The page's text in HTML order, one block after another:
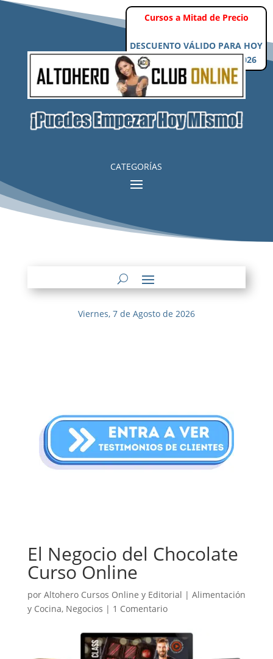
CATEGORÍAS
Cursos a Mitad de Precio
DESCUENTO VÁLIDO PARA HOY
Viernes, 7 de Agosto de 2026
Viernes, 7 de Agosto de 2026
El Negocio del Chocolate
Curso Online
por Altohero Cursos Online y Editorial | Alimentación
y Cocina, Negocios | 1 Comentario